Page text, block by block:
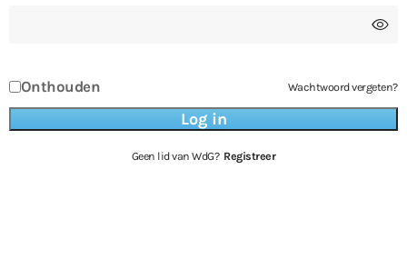
Onthouden Wachtwoord vergeten?
Geen lid van WdG? Registreer